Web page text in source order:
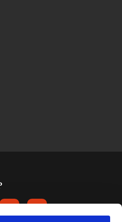
FACEBOOK
ONS OP INSTAGRAM
VOLG ONS OP LINKEDIN
VOLG ONS OP